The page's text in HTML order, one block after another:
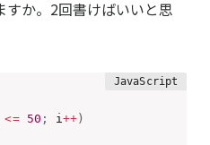
か。2回書けばいいと思
<= 50 ; i++ )